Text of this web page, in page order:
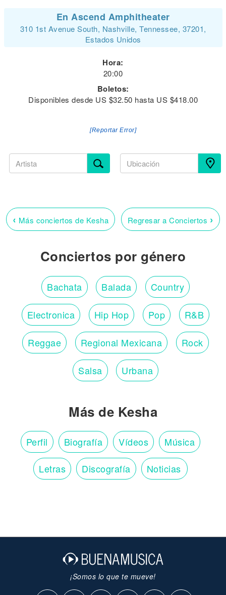
En Ascend Amphitheater
310 1st Avenue South, Nashville, Tennessee, 37201,
Estados Unidos
Hora:
20:00
Boletos:
Disponibles desde US $32.50 hasta US $418.00
[Reportar Error]
‹ Más conciertos de Kesha Regresar a Conciertos ›
Conciertos por género
Bachata Balada Country
Electronica Hip Hop Pop R&B
Reggae Regional Mexicana Rock
Salsa Urbana
Más de Kesha
Perfil Biografía Vídeos Música
Letras Discografía Noticias
¡Somos lo que te mueve!